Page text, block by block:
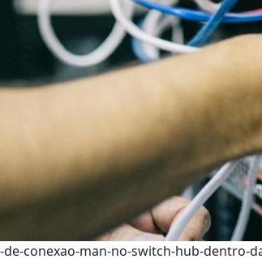
conexao-man-no-switch-hub-dentro-